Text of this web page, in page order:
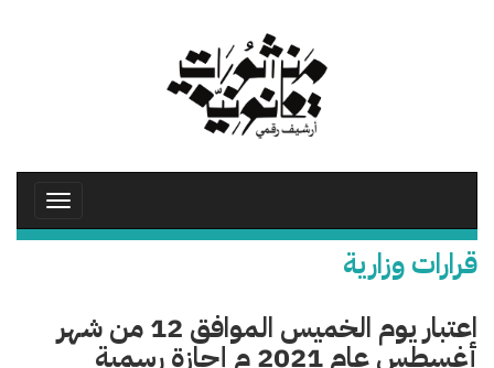
Toggle
قرارات وزارية
اعتبار يوم الخميس الموافق 12 من شهر
أغسطس عام 2021 م إجازة رسمية